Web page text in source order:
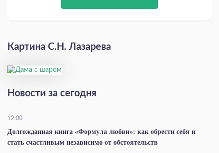
Картина С.Н. Лазарева
Новости за сегодня
12:00
Долгожданная книга «Формула любви»: как обрести себя и
стать счастливым независимо от обстоятельств